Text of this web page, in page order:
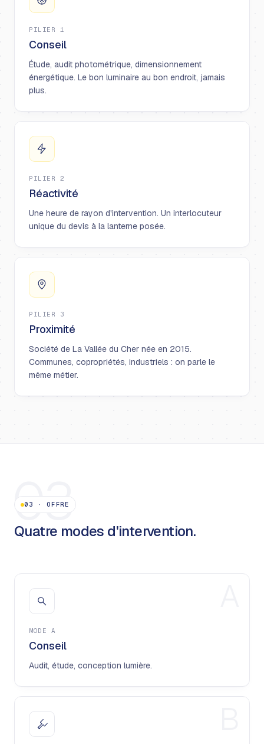
PILIER 1
Conseil
Étude, audit photométrique, dimensionnement
énergétique. Le bon luminaire au bon endroit, jamais
plus.
PILIER 2
Réactivité
Une heure de rayon d'intervention. Un interlocuteur
unique du devis à la lanterne posée.
PILIER 3
Proximité
Société de La Vallée du Cher née en 2015.
Communes, copropriétés, industriels : on parle le
même métier.
03
03 ·OFFRE
Quatre modes d'intervention.
MODE A
Conseil
Audit, étude, conception lumière.